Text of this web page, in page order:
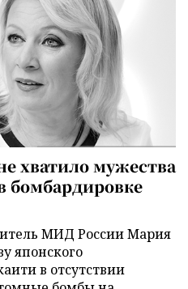
хватило мужества
бомбардировке
МИД России Мария
японского
в отсутствии